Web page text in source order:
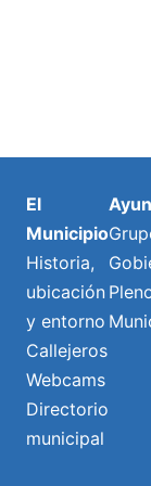
El
Municipio
Historia,
ubicación
y entorno
Callejeros
Webcams
Directorio
municipal